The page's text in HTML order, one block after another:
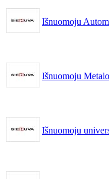
Išnuomoju
Išnuomoju
Išnuomoju